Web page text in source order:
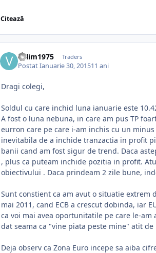
Citează
valim1975 Traders
PostatIanuarie 30, 201511 ani
Dragi colegi,
Soldul cu care inchid luna ianuarie este
A fost o luna nebuna, in care am pus TP
eurron care pe care i-am inchis cu un minus
inevitabila de a inchide tranzactia in profit
banii cand am fost sigur de trend. Daca
, plus ca puteam inchide pozitia in profit.
obiectivului . Daca prindeam 2 zile bune,
Sunt constient ca am avut o situatie
mai 2011, cand ECB a crescut dobinda, iar
ca voi mai avea oportunitatile pe care le-
dat seama ca "vine piata peste mine" atit de
Deja observ ca Zona Euro incepe sa aiba